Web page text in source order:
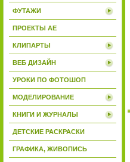
ФУТАЖИ
ПРОЕКТЫ AE
КЛИПАРТЫ
ВЕБ ДИЗАЙН
УРОКИ ПО ФОТОШОП
МОДЕЛИРОВАНИЕ
КНИГИ И ЖУРНАЛЫ
ДЕТСКИЕ РАСКРАСКИ
ГРАФИКА, ЖИВОПИСЬ